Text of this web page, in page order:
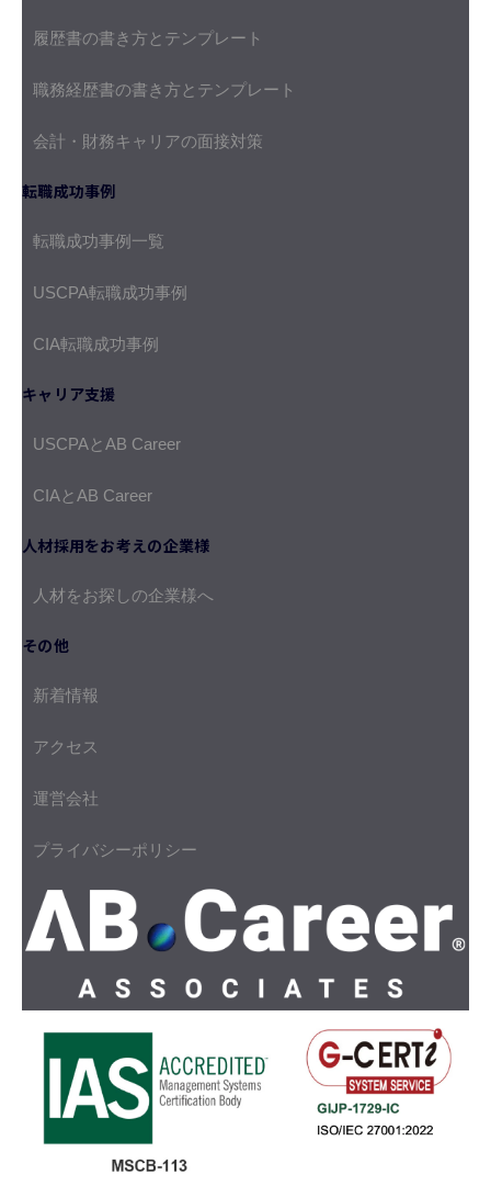
履歴書の書き方とテンプレート
職務経歴書の書き方とテンプレート
会計・財務キャリアの面接対策
転職成功事例
転職成功事例一覧
USCPA転職成功事例
CIA転職成功事例
キャリア支援
USCPAとAB Career
CIAとAB Career
人材採用をお考えの企業様
人材をお探しの企業様へ
その他
新着情報
アクセス
運営会社
プライバシーポリシー